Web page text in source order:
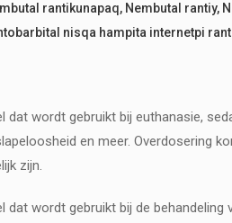
rantikunapaq, Nembutal rantiy,
nisqa hampita internetpi
dat wordt gebruikt bij euthanasie,
en meer. Overdosering
zijn.
dat wordt gebruikt bij de behandeling